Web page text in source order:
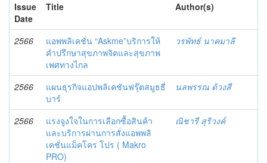
Issue
Date
Title Author(s)
2566
แอพพลิเคชั่น “Askme”บริการให้
คำปรึกษาสุขภาพจิตและสุขภาพ
เพศทางไกล
วรพัทธ์ นาคมาลี
2566
แผนธุรกิจแอปพลิเคชันฟรุ๊ตสมูธธี่
บาร์
นลพรรณ ด้วงสี
2566
แรงจูงใจในการเลือกซื้อสินค้า
และบริการผ่านการสั่งแอพพลิ
เคชั่นแม็คโคร โปร ( Makro
PRO)
ณิชารี สุริวงค์